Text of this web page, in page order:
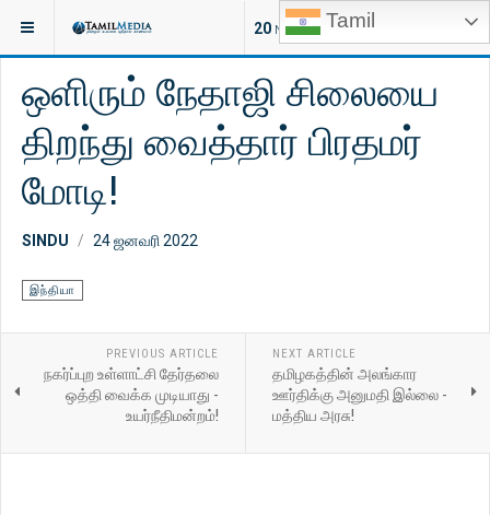
Tamil
20 NEW ARTICLES
இருக்குமிடம்: செய்திகள்
ஒளிரும் நேதாஜி சிலையை
திறந்து வைத்தார் பிரதமர்
மோடி!
SINDU 24 ஜனவரி 2022
இந்தியா
PREVIOUS ARTICLE
நகர்ப்புற உள்ளாட்சி தேர்தலை
ஒத்தி வைக்க முடியாது -
உயர்நீதிமன்றம்!
NEXT ARTICLE
தமிழகத்தின் அலங்கார
ஊர்திக்கு அனுமதி இல்லை -
மத்திய அரசு!